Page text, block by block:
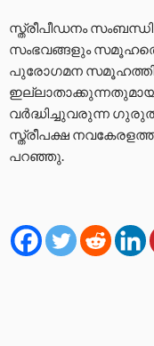
സ്ത്രീപീഡനം
സംഭവങ്ങളും
പുരോഗമന സമൂഹത്തിന്
വർദ്ധിച്ചുവരുന്ന
സ്ത്രീപക്ഷ
പറഞ്ഞു.